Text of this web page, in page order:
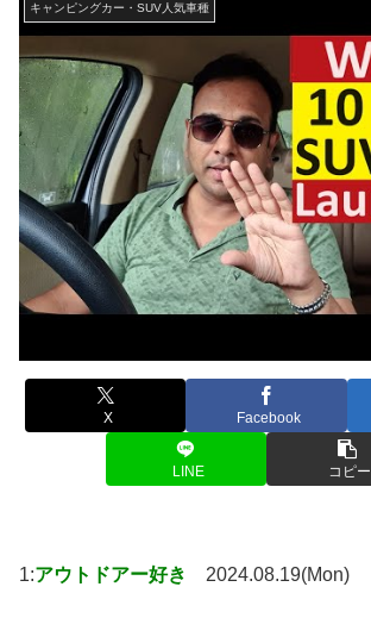
キャンピングカー・SUV人気車種
X Facebook
LINE コピー
1:アウトドアー好き 2024.08.19(Mon)